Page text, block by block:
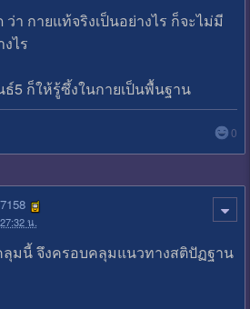
า กายแท้จริงเป็นอย่างไร ก็จะไม่มี
ไร
5 ก็ให้รู้ซึ้งในกายเป็นพื้นฐาน
0
น.
มนี้ จึงครอบคลุมแนวทางสติปัฏฐาน